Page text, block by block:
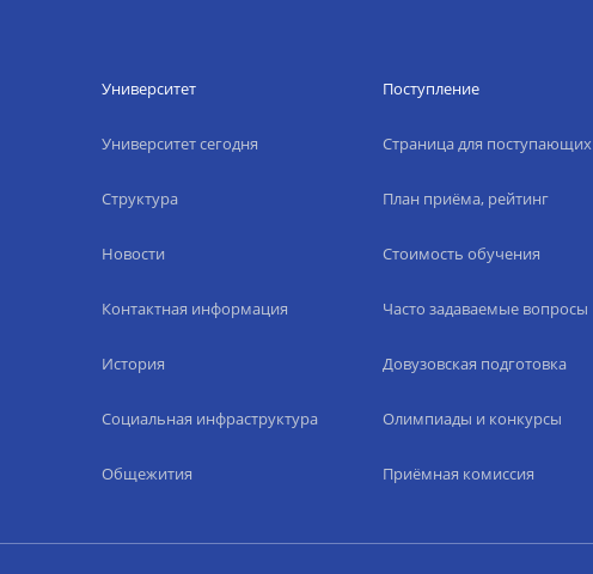
Университет
Университет сегодня
Структура
Новости
Контактная информация
История
Социальная инфраструктура
Общежития
Поступление
Страница для поступающих
План приёма, рейтинг
Стоимость обучения
Часто задаваемые вопросы
Довузовская подготовка
Олимпиады и конкурсы
Приёмная комиссия